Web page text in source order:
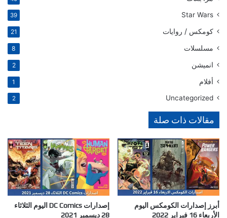
Star Wars
39
كومكس / روايات 21
مسلسلات 8
انميشن 2
أفلام 1
Uncategorized
2
مقالات ذات صلة
أبرز إصدارات الكومكس اليوم
الأربعاء 16 فبراير 2022
إصدارات DC Comics اليوم الثلاثاء
28 ديسمبر 2021